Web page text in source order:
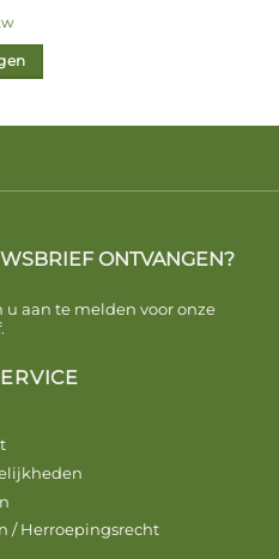
ONTVANGEN?
u aan te melden voor onze
/ Herroepingsrecht